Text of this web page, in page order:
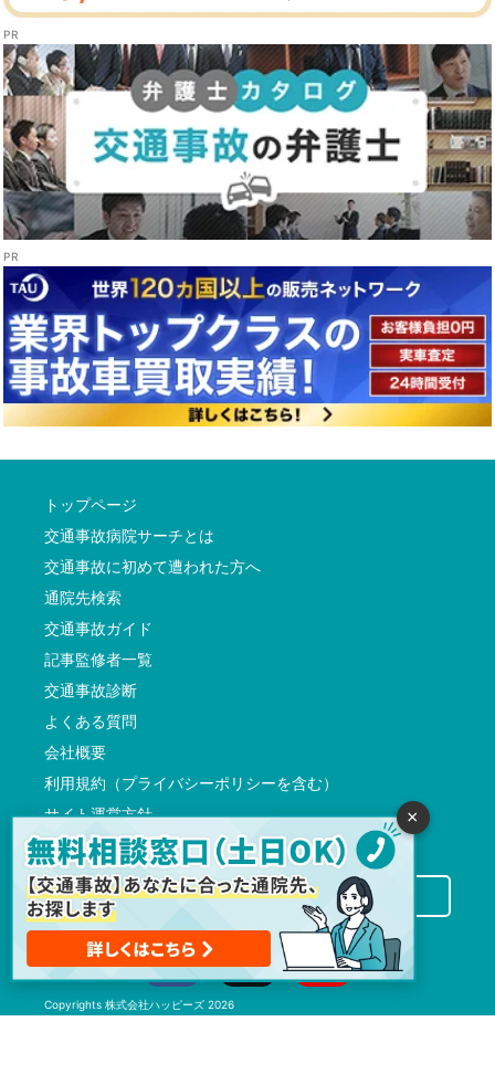
トップページ
交通事故病院サーチとは
交通事故に初めて遭われた方へ
通院先検索
交通事故ガイド
記事監修者一覧
交通事故診断
よくある質問
会社概要
利用規約（プライバシーポリシーを含む）
サイト運営方針
反社会的勢力に対する基本方針
交通事故病院サーチに掲載希望の先生方へ
Copyrights 株式会社ハッピーズ 2026
×